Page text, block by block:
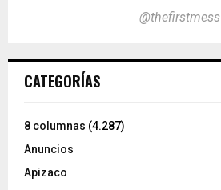
@thefirstmess
CATEGORÍAS
8 columnas (4.287)
Anuncios
Apizaco